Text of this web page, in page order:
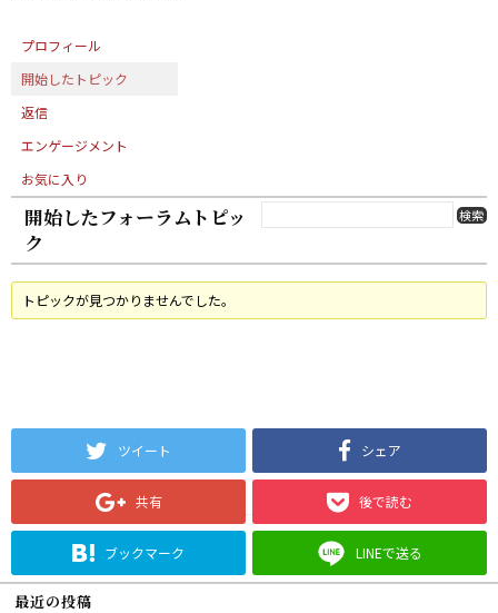
プロフィール
開始したトピック
返信
エンゲージメント
お気に入り
開始したフォーラムトピッ
ク
トピックが見つかりませんでした。
ツイート シェア
共有 後で読む
ブックマーク LINEで送る
最近の投稿